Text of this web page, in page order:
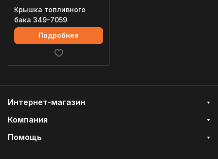
Крышка топливного
бака 349-7059
Подробнее
Интернет-магазин
Компания
Помощь